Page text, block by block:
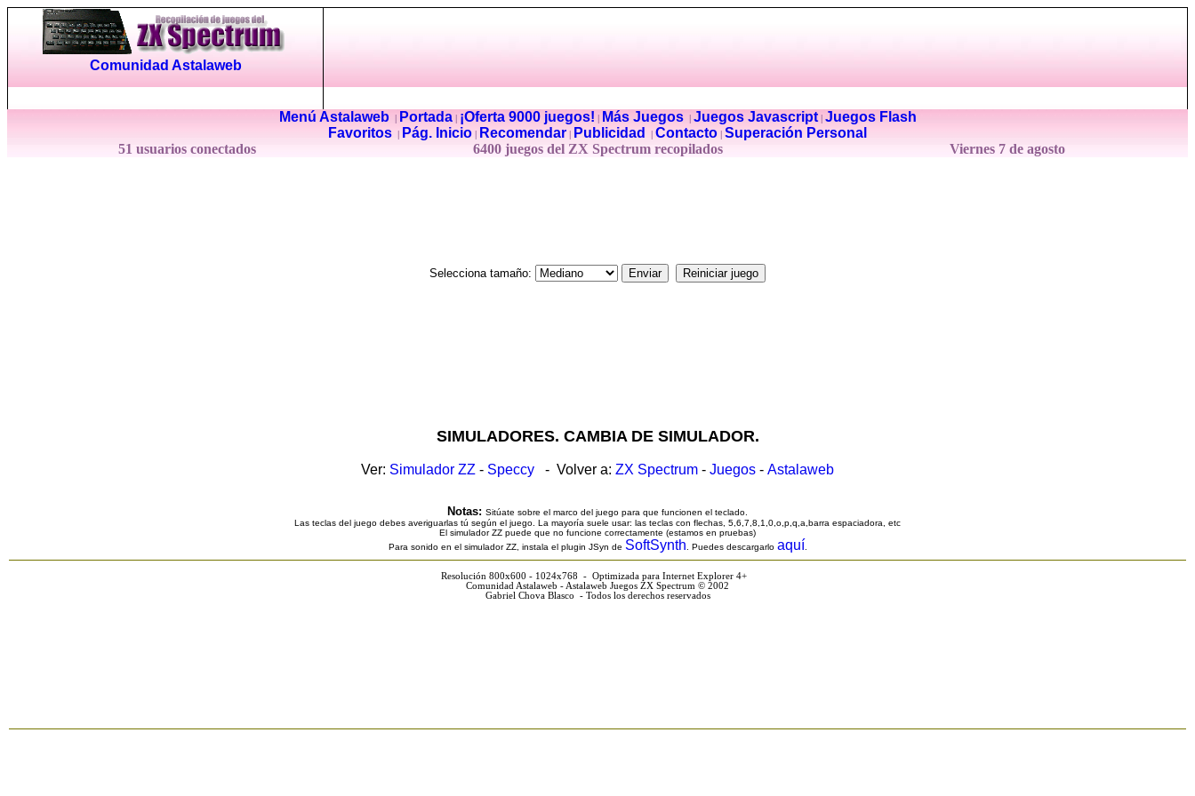
Comunidad Astalaweb
Menú Astalaweb| Portada| ¡Oferta 9000 juegos! Más Juegos| Juegos Javascript| Juegos Flash
Favoritos
Pág. Inicio Recomendar Publicidad Contacto Superación Personal
51 usuarios conectados
6400 juegos del ZX Spectrum recopilados Viernes 7 de agosto
Selecciona tamaño:
SIMULADORES. CAMBIA DE SIMULADOR.
Ver: Simulador ZZ - Speccy - Volver a: ZX Spectrum - Juegos - Astalaweb
Notas: Sitúate sobre el marco del juego para que funcionen el teclado.
Las teclas del juego debes averiguarlas tú según el juego. La mayoría suele usar: las teclas con flechas, 5,6,7,8,1,0,o,p,q,a,barra espaciadora, etc
El simulador ZZ puede que no funcione correctamente (estamos en pruebas)
Para sonido en el simulador ZZ, instala el plugin JSyn de SoftSynth . Puedes descargarlo aquí
Resolución 800x600 - 1024x768 - Optimizada para Internet Explorer 4+
Comunidad Astalaweb - Astalaweb Juegos ZX Spectrum © 2002
Gabriel Chova Blasco - Todos los derechos reservados